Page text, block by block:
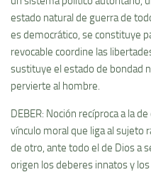
estado natural de guerra de
es democrático, se constituye
revocable coordine las
sustituye el estado de bondad
pervierte al hombre.
DEBER: Noción recí­proca a la
ví­nculo moral que liga al sujeto
de otro, ante todo el de Dios a
origen los deberes innatos y